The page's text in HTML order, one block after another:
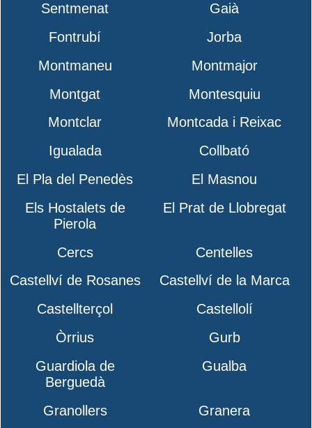
Sentmenat
Gaià
Fontrubí
Jorba
Montmaneu
Montmajor
Montgat
Montesquiu
Montclar
Montcada i Reixac
Igualada
Collbató
El Pla del Penedès
El Masnou
Els Hostalets de
Pierola
El Prat de Llobregat
Cercs
Centelles
Castellví de Rosanes
Castellví de la Marca
Castellterçol
Castellolí
Òrrius
Gurb
Guardiola de
Berguedà
Gualba
Granollers
Granera